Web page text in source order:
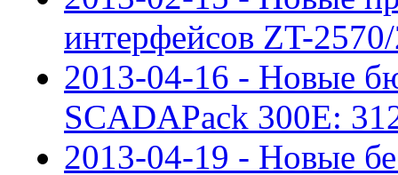
интерфейсов ZT-
2013-04-16 - Новые
SCADAPack 300E:
2013-04-19 - Новые